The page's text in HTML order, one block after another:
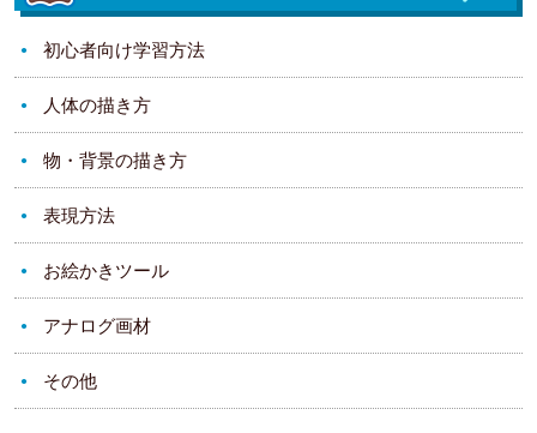
初心者向け学習方法
人体の描き方
物・背景の描き方
表現方法
お絵かきツール
アナログ画材
その他